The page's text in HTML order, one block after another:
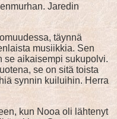
Jaredin
täynnä
musiikkia. Sen
se aikaisempi sukupolvi.
se on sitä toista
synnin kuiluihin. Herra
kun Nooa oli lähtenyt